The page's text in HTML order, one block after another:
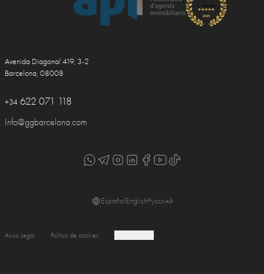
Avenida Diagonal 419, 3-2
Barcelona, 08008
+34 622 071 118
Info@ggbarcelona.com
EspañolEnglishРусский
Aviso Legal Política de cookies